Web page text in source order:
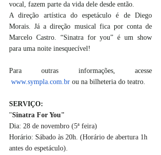
vocal, fazem parte da vida dele desde então.
A direção artística do espetáculo é de Diego
Morais. Já a direção musical fica por conta de
Marcelo Castro. “Sinatra for you” é um show
para uma noite inesquecível!
Para outras informações, acesse
www.sympla.com.br ou na bilheteria do teatro.
SERVIÇO:
"Sinatra For You"
Dia: 28 de novembro (5ª feira)
Horário: Sábado às 20h. (Horário de abertura 1h
antes do espetáculo).